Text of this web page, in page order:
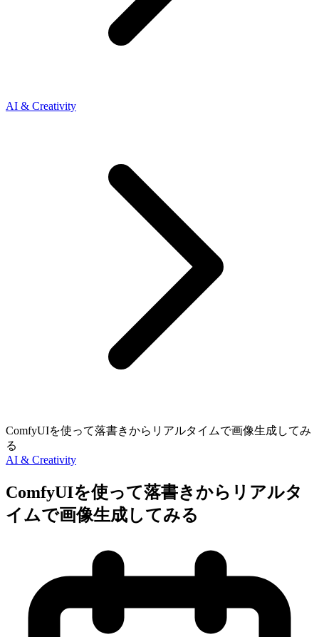
AI & Creativity
ComfyUIを使って落書きからリアルタイムで画像生成してみ
る
AI & Creativity
ComfyUIを使って落書きからリアルタ
イムで画像生成してみる